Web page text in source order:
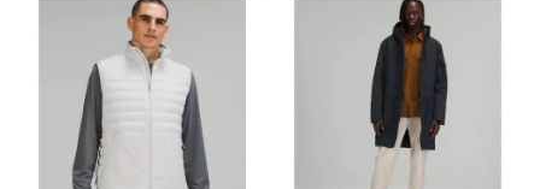
男士折扣专区 女生也可穿 男士折扣专区 女生也可穿